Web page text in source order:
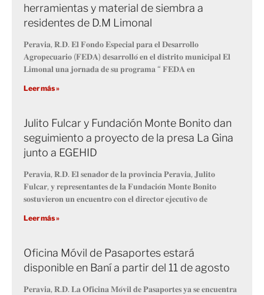
herramientas y material de siembra a
residentes de D.M Limonal
𝐏𝐞𝐫𝐚𝐯𝐢𝐚, 𝐑.𝐃. 𝐄𝐥 𝐅𝐨𝐧𝐝𝐨 𝐄𝐬𝐩𝐞𝐜𝐢𝐚𝐥 𝐩𝐚𝐫𝐚 𝐞𝐥 𝐃𝐞𝐬𝐚𝐫𝐫𝐨𝐥𝐥𝐨
𝐀𝐠𝐫𝐨𝐩𝐞𝐜𝐮𝐚𝐫𝐢𝐨 (𝐅𝐄𝐃𝐀) 𝐝𝐞𝐬𝐚𝐫𝐫𝐨𝐥𝐥𝐨́ 𝐞𝐧 𝐞𝐥 𝐝𝐢𝐬𝐭𝐫𝐢𝐭𝐨 𝐦𝐮𝐧𝐢𝐜𝐢𝐩𝐚𝐥 𝐄𝐥
𝐋𝐢𝐦𝐨𝐧𝐚𝐥 𝐮𝐧𝐚 𝐣𝐨𝐫𝐧𝐚𝐝𝐚 𝐝𝐞 𝐬𝐮 𝐩𝐫𝐨𝐠𝐫𝐚𝐦𝐚 “ 𝐅𝐄𝐃𝐀 𝐞𝐧
Leer más »
Julito Fulcar y Fundación Monte Bonito dan
seguimiento a proyecto de la presa La Gina
junto a EGEHID
𝐏𝐞𝐫𝐚𝐯𝐢𝐚, 𝐑.𝐃. 𝐄𝐥 𝐬𝐞𝐧𝐚𝐝𝐨𝐫 𝐝𝐞 𝐥𝐚 𝐩𝐫𝐨𝐯𝐢𝐧𝐜𝐢𝐚 𝐏𝐞𝐫𝐚𝐯𝐢𝐚, 𝐉𝐮𝐥𝐢𝐭𝐨
𝐅𝐮𝐥𝐜𝐚𝐫, 𝐲 𝐫𝐞𝐩𝐫𝐞𝐬𝐞𝐧𝐭𝐚𝐧𝐭𝐞𝐬 𝐝𝐞 𝐥𝐚 𝐅𝐮𝐧𝐝𝐚𝐜𝐢𝐨́𝐧 𝐌𝐨𝐧𝐭𝐞 𝐁𝐨𝐧𝐢𝐭𝐨
𝐬𝐨𝐬𝐭𝐮𝐯𝐢𝐞𝐫𝐨𝐧 𝐮𝐧 𝐞𝐧𝐜𝐮𝐞𝐧𝐭𝐫𝐨 𝐜𝐨𝐧 𝐞𝐥 𝐝𝐢𝐫𝐞𝐜𝐭𝐨𝐫 𝐞𝐣𝐞𝐜𝐮𝐭𝐢𝐯𝐨 𝐝𝐞
Leer más »
Oficina Móvil de Pasaportes estará
disponible en Baní a partir del 11 de agosto
𝐏𝐞𝐫𝐚𝐯𝐢𝐚, 𝐑.𝐃. 𝐋𝐚 𝐎𝐟𝐢𝐜𝐢𝐧𝐚 𝐌𝐨́𝐯𝐢𝐥 𝐝𝐞 𝐏𝐚𝐬𝐚𝐩𝐨𝐫𝐭𝐞𝐬 𝐲𝐚 𝐬𝐞 𝐞𝐧𝐜𝐮𝐞𝐧𝐭𝐫𝐚